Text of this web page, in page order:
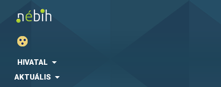
HIVATAL
AKTUÁLIS